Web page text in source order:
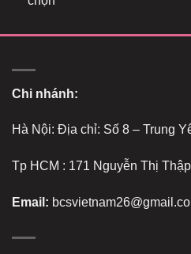
Chi nhánh:
Hà Nội: Địa chỉ: Số 8 – Trung
Tp HCM : 171 Nguyễn Thị
Email: